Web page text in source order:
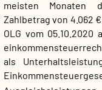
meisten Monaten
Zahlbetrag von 4.062
OLG vom
als